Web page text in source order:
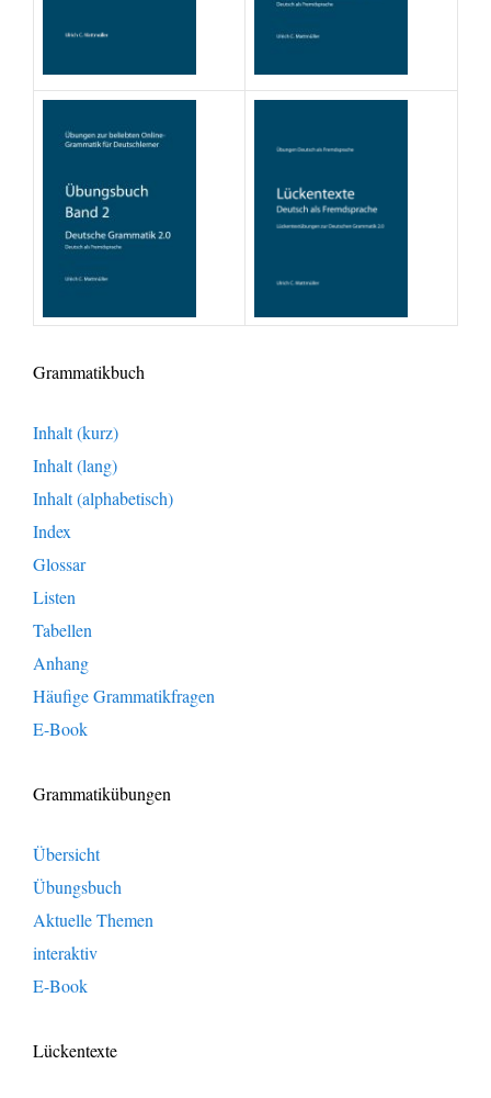
Grammatikbuch
Inhalt (kurz)
Inhalt (lang)
Inhalt (alphabetisch)
Index
Glossar
Listen
Tabellen
Anhang
Häufige Grammatikfragen
E-Book
Grammatikübungen
Übersicht
Übungsbuch
Aktuelle Themen
interaktiv
E-Book
Lückentexte